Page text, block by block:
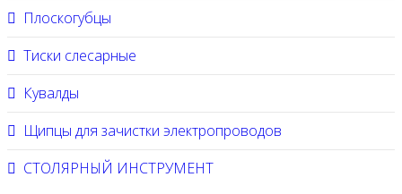
Плоскогубцы
Тиски слесарные
Кувалды
Щипцы для зачистки электропроводов
СТОЛЯРНЫЙ ИНСТРУМЕНТ